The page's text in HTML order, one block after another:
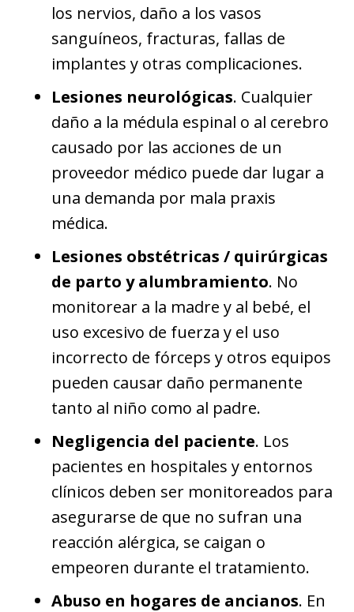
los nervios, daño a los vasos
sanguíneos, fracturas, fallas de
implantes y otras complicaciones.
Lesiones neurológicas. Cualquier
daño a la médula espinal o al cerebro
causado por las acciones de un
proveedor médico puede dar lugar a
una demanda por mala praxis
médica.
Lesiones obstétricas / quirúrgicas
de parto y alumbramiento. No
monitorear a la madre y al bebé, el
uso excesivo de fuerza y el uso
incorrecto de fórceps y otros equipos
pueden causar daño permanente
tanto al niño como al padre.
Negligencia del paciente. Los
pacientes en hospitales y entornos
clínicos deben ser monitoreados para
asegurarse de que no sufran una
reacción alérgica, se caigan o
empeoren durante el tratamiento.
Abuso en hogares de ancianos. En